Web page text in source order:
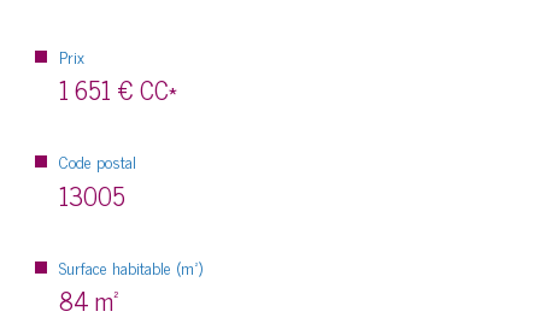
Prix
1 651 €CC*
Code postal
13005
Surface habitable (m²)
84 m²